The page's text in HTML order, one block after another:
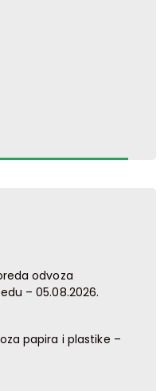
odvoza
– 05.08.2026.
papira i plastike –